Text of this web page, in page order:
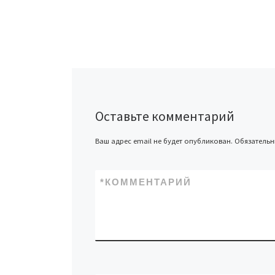
Оставьте комментарий
Ваш адрес email не будет опубликован.
КОММЕНТАРИЙ
*